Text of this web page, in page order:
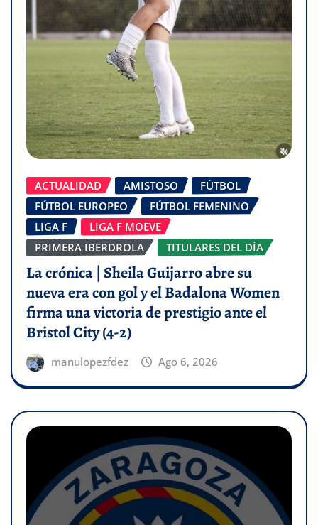
ACTUALIDAD AMISTOSO
FÚTBOL
FÚTBOL EUROPEO
FÚTBOL FEMENINO
LIGA F
LIGA F MOEVE
PRIMERA IBERDROLA
TITULARES DEL DÍA
La crónica | Sheila Guijarro abre su
nueva era con gol y el Badalona Women
firma una victoria de prestigio ante el
Bristol City (4-2)
manulopezfdez Ago 6, 2026